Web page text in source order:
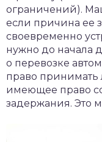
ограничений).
если причина ее
своевременно
нужно до начала
о перевозке
право принимать
имеющее право
задержания. Это